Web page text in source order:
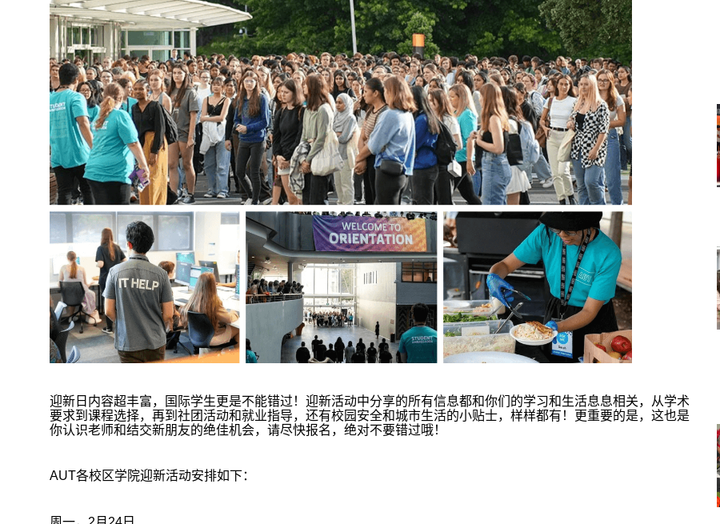
迎新日内容超丰富，国际学生更是不能错过！迎新活动中分享的所有信息都和你们的学习和生活息息相关，从学术
要求到课程选择，再到社团活动和就业指导，还有校园安全和城市生活的小贴士，样样都有！更重要的是，这也是
你认识老师和结交新朋友的绝佳机会，请尽快报名，绝对不要错过哦！
AUT各校区学院迎新活动安排如下：